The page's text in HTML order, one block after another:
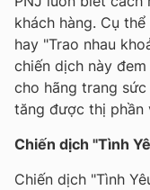
khách hàng. Cụ
hay "Trao nhau
chiến dịch này
cho hãng trang
tăng được thị phần
Chiến dịch "Tình
Chiến dịch "Tình